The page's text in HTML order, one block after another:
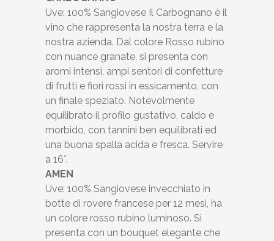
Uve: 100% Sangiovese Il Carbognano è il
vino che rappresenta la nostra terra e la
nostra azienda. Dal colore Rosso rubino
con nuance granate, si presenta con
aromi intensi, ampi sentori di confetture
di frutti e fiori rossi in essicamento, con
un finale speziato. Notevolmente
equilibrato il profilo gustativo, caldo e
morbido, con tannini ben equilibrati ed
una buona spalla acida e fresca. Servire
a 16°.
AMEN
Uve: 100% Sangiovese invecchiato in
botte di rovere francese per 12 mesi, ha
un colore rosso rubino luminoso. Si
presenta con un bouquet elegante che